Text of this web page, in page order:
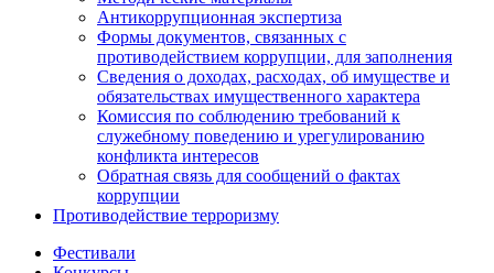
Антикоррупционная экспертиза
Формы документов, связанных с
противодействием коррупции, для заполнения
Сведения о доходах, расходах, об имуществе и
обязательствах имущественного характера
Комиссия по соблюдению требований к
служебному поведению и урегулированию
конфликта интересов
Обратная связь для сообщений о фактах
коррупции
Противодействие терроризму
Фестивали